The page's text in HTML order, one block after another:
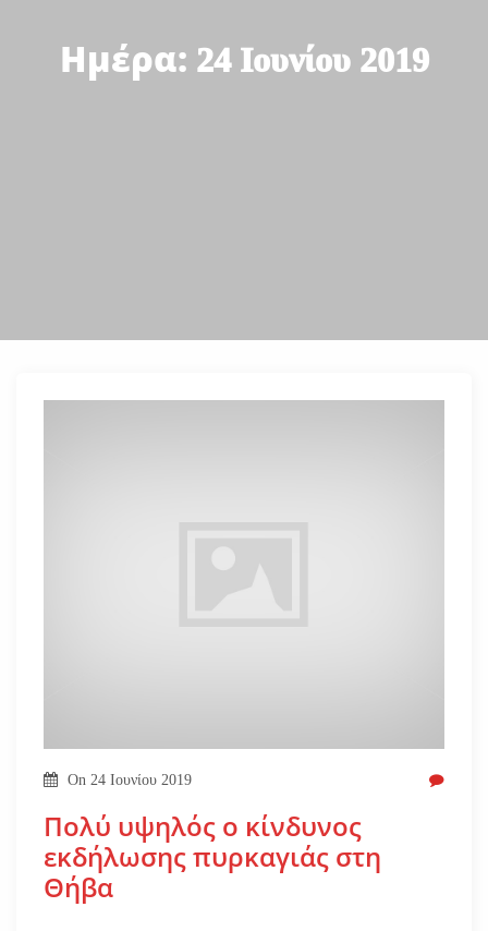
Ημέρα: 24 Ιουνίου 2019
On 24 Ιουνίου 2019
Πολύ υψηλός ο κίνδυνος
εκδήλωσης πυρκαγιάς στη
Θήβα